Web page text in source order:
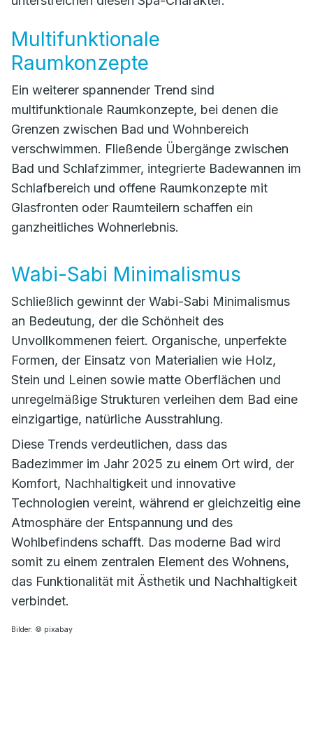
Multifunktionale
Raumkonzepte
Ein weiterer spannender Trend sind
multifunktionale Raumkonzepte, bei denen die
Grenzen zwischen Bad und Wohnbereich
verschwimmen. Fließende Übergänge zwischen
Bad und Schlafzimmer, integrierte Badewannen im
Schlafbereich und offene Raumkonzepte mit
Glasfronten oder Raumteilern schaffen ein
ganzheitliches Wohnerlebnis.
Wabi-Sabi Minimalismus
Schließlich gewinnt der Wabi-Sabi Minimalismus
an Bedeutung, der die Schönheit des
Unvollkommenen feiert. Organische, unperfekte
Formen, der Einsatz von Materialien wie Holz,
Stein und Leinen sowie matte Oberflächen und
unregelmäßige Strukturen verleihen dem Bad eine
einzigartige, natürliche Ausstrahlung.
Diese Trends verdeutlichen, dass das
Badezimmer im Jahr 2025 zu einem Ort wird, der
Komfort, Nachhaltigkeit und innovative
Technologien vereint, während er gleichzeitig eine
Atmosphäre der Entspannung und des
Wohlbefindens schafft. Das moderne Bad wird
somit zu einem zentralen Element des Wohnens,
das Funktionalität mit Ästhetik und Nachhaltigkeit
verbindet.
Bilder: © pixabay